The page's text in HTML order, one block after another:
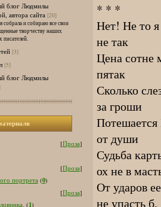
блог Людмилы
автора сайта [20]
собрала и собираю все свои
творчеству наших
писателей.
[3]
[5]
блог Людмилы
[Проза]
[Проза]
портрета (0)
[Проза]
(1)
* * *
Нет! Не то
не так
Цена сотне
пятак
Сколько
за гроши
от души
Судьба
ох не в
От ударов ее
не упасть б.